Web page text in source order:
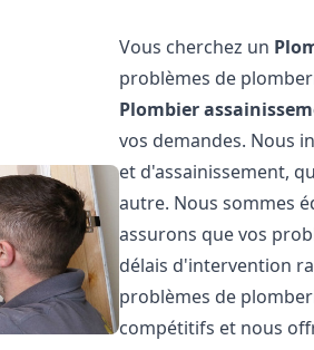
Vous cherchez un
problèmes de
Plombier
vos demandes. Nous
et d'assainissement,
autre. Nous sommes
assurons que vos
délais d'intervention
problèmes de
compétitifs et nous